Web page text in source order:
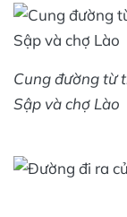
Cung đường từ
Sập và chợ Lào